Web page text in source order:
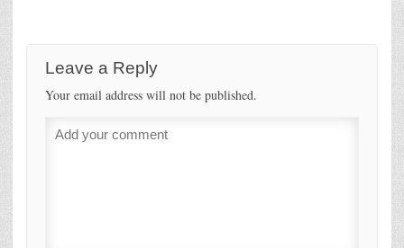
Leave a Reply
Your email address will not be published.